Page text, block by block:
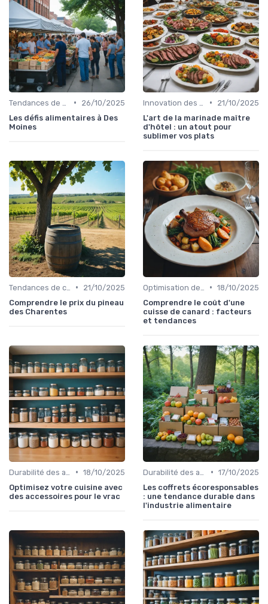
•
26/10/2025
Les défis alimentaires à Des
Moines
•
21/10/2025
L'art de la marinade maître
d'hôtel : un atout pour
sublimer vos plats
•
21/10/2025
Comprendre le prix du pineau
des Charentes
• 18/10/2025
Comprendre le coût d'une
cuisse de canard : facteurs
et tendances
• 18/10/2025
Optimisez votre cuisine avec
des accessoires pour le vrac
• 17/10/2025
Les coffrets écoresponsables
: une tendance durable dans
l'industrie alimentaire